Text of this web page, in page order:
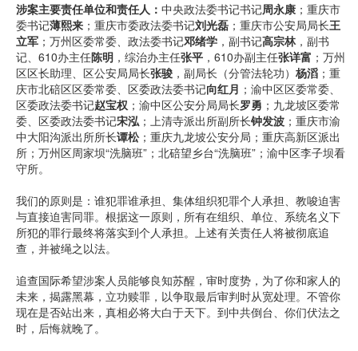
涉案主要责任单位和责任人： 中央政法委书记书记周永康 ；重庆市
委书记薄熙来 ；重庆市委政法委书记刘光磊 ；重庆市公安局局长王
立军 ；万州区委常委、 政法委书记邓绪学 ，副书记高宗林，副书
记、610办主任陈明 ，综治办主任张平 ，610办副主任张详富 ；万州
区区长助理、区公安局局长张骏 ，副局长（分管法轮功） 杨滔 ；重
庆市北碚区区委常委、区委政法委书记向红月 ；渝中区区委常委、
区委政法委书记赵宝权 ；渝中区公安分局局长罗勇 ；九龙坡区委常
委、区委政法委书记宋泓 ；上清寺派出所副所长钟发波 ；重庆市渝
中大阳沟派出所所长谭松；重庆九龙坡公安分局；重庆高新区派出
所；万州区周家坝“洗脑班”；北碚望乡台“洗脑班”；渝中区李子坝看
守所。
我们的原则是：谁犯罪谁承担、集体组织犯罪个人承担、教唆迫害
与直接迫害同罪。根据这一原则，所有在组织、单位、系统名义下
所犯的罪行最终将落实到个人承担。上述有关责任人将被彻底追
查，并被绳之以法。
追查国际希望涉案人员能够良知苏醒，审时度势，为了你和家人的
未来，揭露黑幕，立功赎罪，以争取最后审判时从宽处理。不管你
现在是否站出来，真相必将大白于天下。到中共倒台、你们伏法之
时，后悔就晚了。